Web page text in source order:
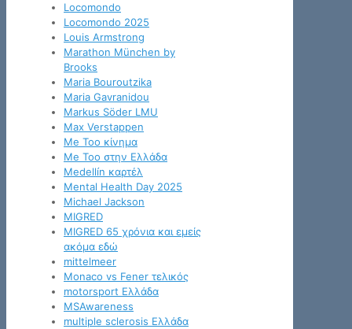
Locomondo
Locomondo 2025
Louis Armstrong
Marathon München by
Brooks
Maria Bouroutzika
Maria Gavranidou
Markus Söder LMU
Max Verstappen
Me Too κίνημα
Me Too στην Ελλάδα
Medellín καρτέλ
Mental Health Day 2025
Michael Jackson
MIGRED
MIGRED 65 χρόνια και εμείς
ακόμα εδώ
mittelmeer
Monaco vs Fener τελικός
motorsport Ελλάδα
MSAwareness
multiple sclerosis Ελλάδα